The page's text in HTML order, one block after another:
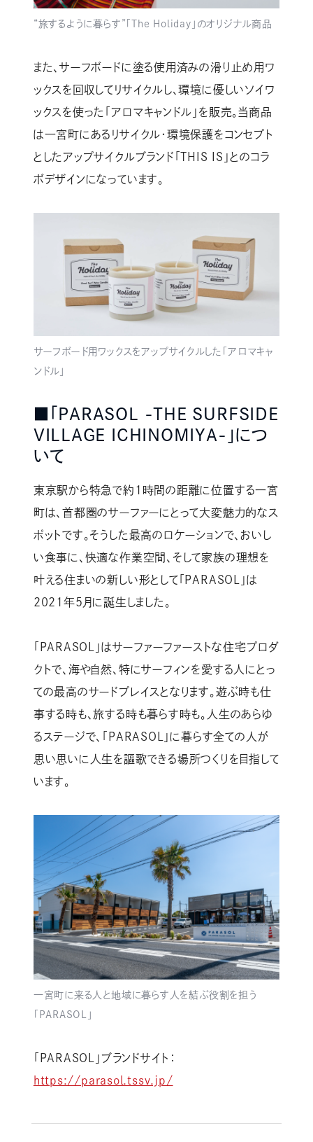
“旅するように暮らす”「The Holiday」のオリジナル商品
また、サーフボードに塗る使用済みの滑り止め用ワ
ックスを回収してリサイクルし、環境に優しいソイワ
ックスを使った「アロマキャンドル」を販売。当商品
は一宮町にあるリサイクル・環境保護をコンセプト
としたアップサイクルブランド「THIS IS」とのコラ
ボデザインになっています。
サーフボード用ワックスをアップサイクルした「アロマキャ
ンドル」
■「PARASOL -THE SURFSIDE
VILLAGE ICHINOMIYA-」につ
いて
東京駅から特急で約1時間の距離に位置する一宮
町は、首都圏のサーファーにとって大変魅力的なス
ポットです。そうした最高のロケーションで、おいし
い食事に、快適な作業空間、そして家族の理想を
叶える住まいの新しい形として「PARASOL」は
2021年5月に誕生しました。
「PARASOL」はサーファーファーストな住宅プロダ
クトで、海や自然、特にサーフィンを愛する人にとっ
ての最高のサードプレイスとなります。遊ぶ時も仕
事する時も、旅する時も暮らす時も。人生のあらゆ
るステージで、「PARASOL」に暮らす全ての人が
思い思いに人生を謳歌できる場所つくりを目指して
います。
一宮町に来る人と地域に暮らす人を結ぶ役割を担う
「PARASOL」
「PARASOL」ブランドサイト：
https://parasol.tssv.jp/